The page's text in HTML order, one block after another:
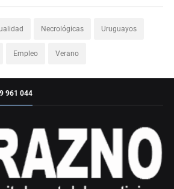
Necrológicas Uruguayos
Empleo Verano
961 044